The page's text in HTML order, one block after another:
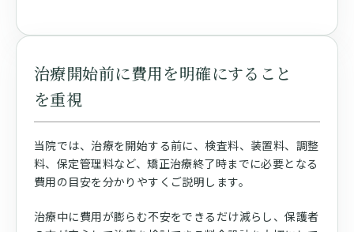
治療開始前に費用を明確にすること
を重視
当院では、治療を開始する前に、検査料、装置料、調整
料、保定管理料など、矯正治療終了時までに必要となる
費用の目安を分かりやすくご説明します。
治療中に費用が膨らむ不安をできるだけ減らし、保護者